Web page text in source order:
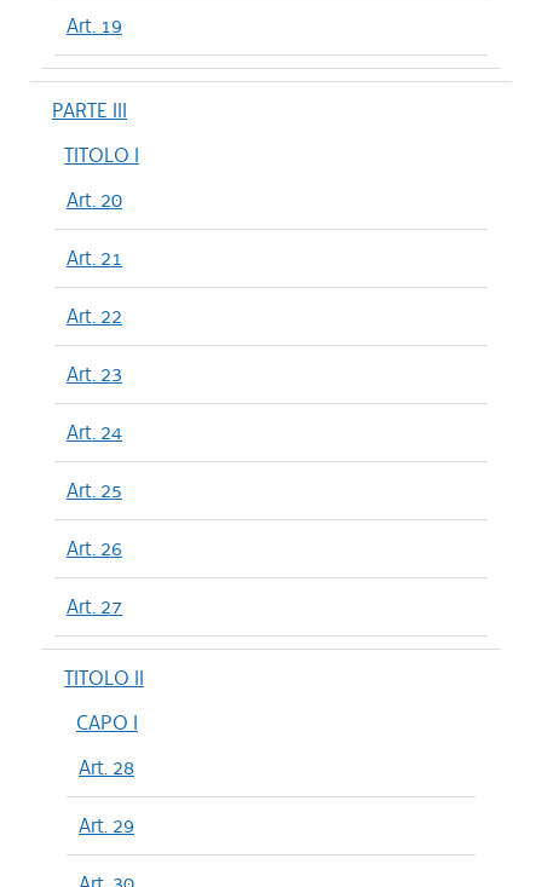
Art. 19
PARTE III
TITOLO I
Art. 20
Art. 21
Art. 22
Art. 23
Art. 24
Art. 25
Art. 26
Art. 27
TITOLO II
CAPO I
Art. 28
Art. 29